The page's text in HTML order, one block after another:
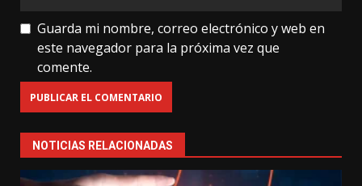
Guarda mi nombre, correo electrónico y web en
este navegador para la próxima vez que
comente.
NOTICIAS RELACIONADAS